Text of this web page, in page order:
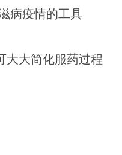
病疫情的工具
大大简化服药过程